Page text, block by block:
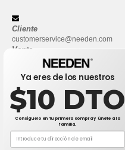
Cliente
customerservice@needen.com
Venta
sales@needen.com
Ya eres de los nuestros
$10 DTO
Consíguelo en tu primera compra y únete a la
familia.